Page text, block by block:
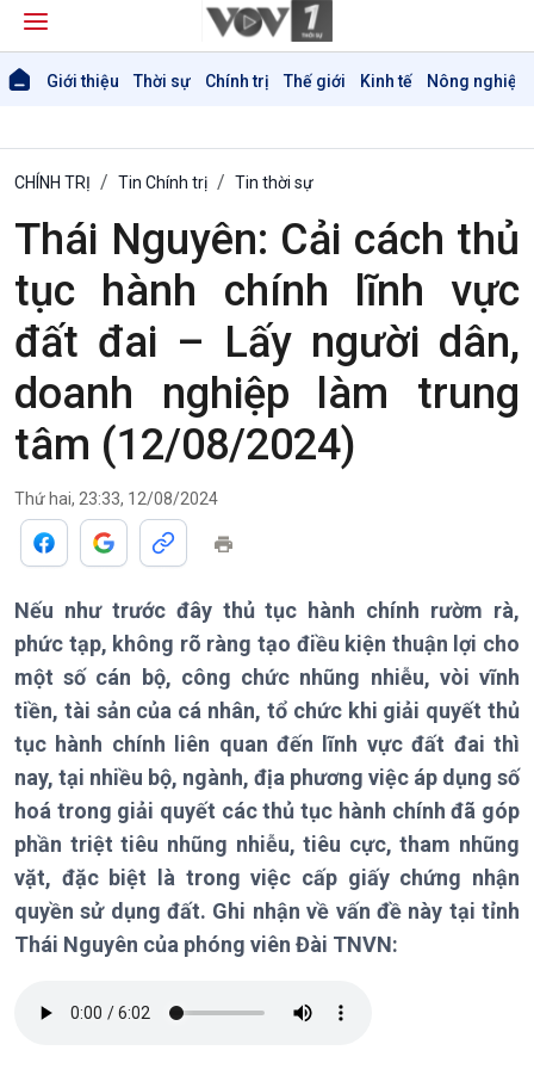
Giới thiệu Thời sự Chính trị Thế giới Kinh tế Nông nghiệp
Giới thiệu
Thời sự
Thời sự 6h
Thời sự 12h
Thời sự 18h
Thời sự 21h30
Bản tin
Chính trị
Tin Chính trị
Chính phủ với người dân
Quốc hội với cử tri
Xây dựng đảng
Đảng trong cuộc sống
Nhận diện sự thật
Pháp luật và đời sống
Thế giới
Tin thế giới
Vấn đề quốc tế
Hồ sơ sự kiện quốc tế
Thế giới & Việt Nam
Biên cương - Một dải vững
bền
Kinh tế
Tin Kinh tế
Dòng chảy Kinh tế
Nông nghiệp & Biển đảo
Tin Nông nghiệp & Biển
Mùa vàng
CHÍNH TRỊ Tin Chính trị Tin thời sự
Thái Nguyên: Cải cách thủ
tục hành chính lĩnh vực
đất đai – Lấy người dân,
doanh nghiệp làm trung
tâm (12/08/2024)
Thứ hai, 23:33, 12/08/2024
Nếu như trước đây thủ tục hành chính rườm rà,
phức tạp, không rõ ràng tạo điều kiện thuận lợi cho
một số cán bộ, công chức nhũng nhiễu, vòi vĩnh
tiền, tài sản của cá nhân, tổ chức khi giải quyết thủ
tục hành chính liên quan đến lĩnh vực đất đai thì
nay, tại nhiều bộ, ngành, địa phương việc áp dụng số
hoá trong giải quyết các thủ tục hành chính đã góp
phần triệt tiêu nhũng nhiễu, tiêu cực, tham nhũng
vặt, đặc biệt là trong việc cấp giấy chứng nhận
quyền sử dụng đất. Ghi nhận về vấn đề này tại tỉnh
Thái Nguyên của phóng viên Đài TNVN: